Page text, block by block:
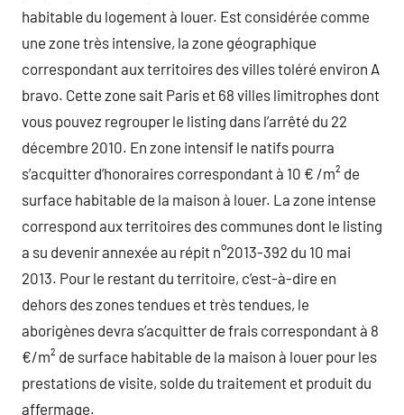
habitable du logement à louer. Est considérée comme
une zone très intensive, la zone géographique
correspondant aux territoires des villes toléré environ A
bravo. Cette zone sait Paris et 68 villes limitrophes dont
vous pouvez regrouper le listing dans l’arrêté du 22
décembre 2010. En zone intensif le natifs pourra
s’acquitter d’honoraires correspondant à 10 € /m² de
surface habitable de la maison à louer. La zone intense
correspond aux territoires des communes dont le listing
a su devenir annexée au répit n°2013-392 du 10 mai
2013. Pour le restant du territoire, c’est-à-dire en
dehors des zones tendues et très tendues, le
aborigènes devra s’acquitter de frais correspondant à 8
€/m² de surface habitable de la maison à louer pour les
prestations de visite, solde du traitement et produit du
affermage.